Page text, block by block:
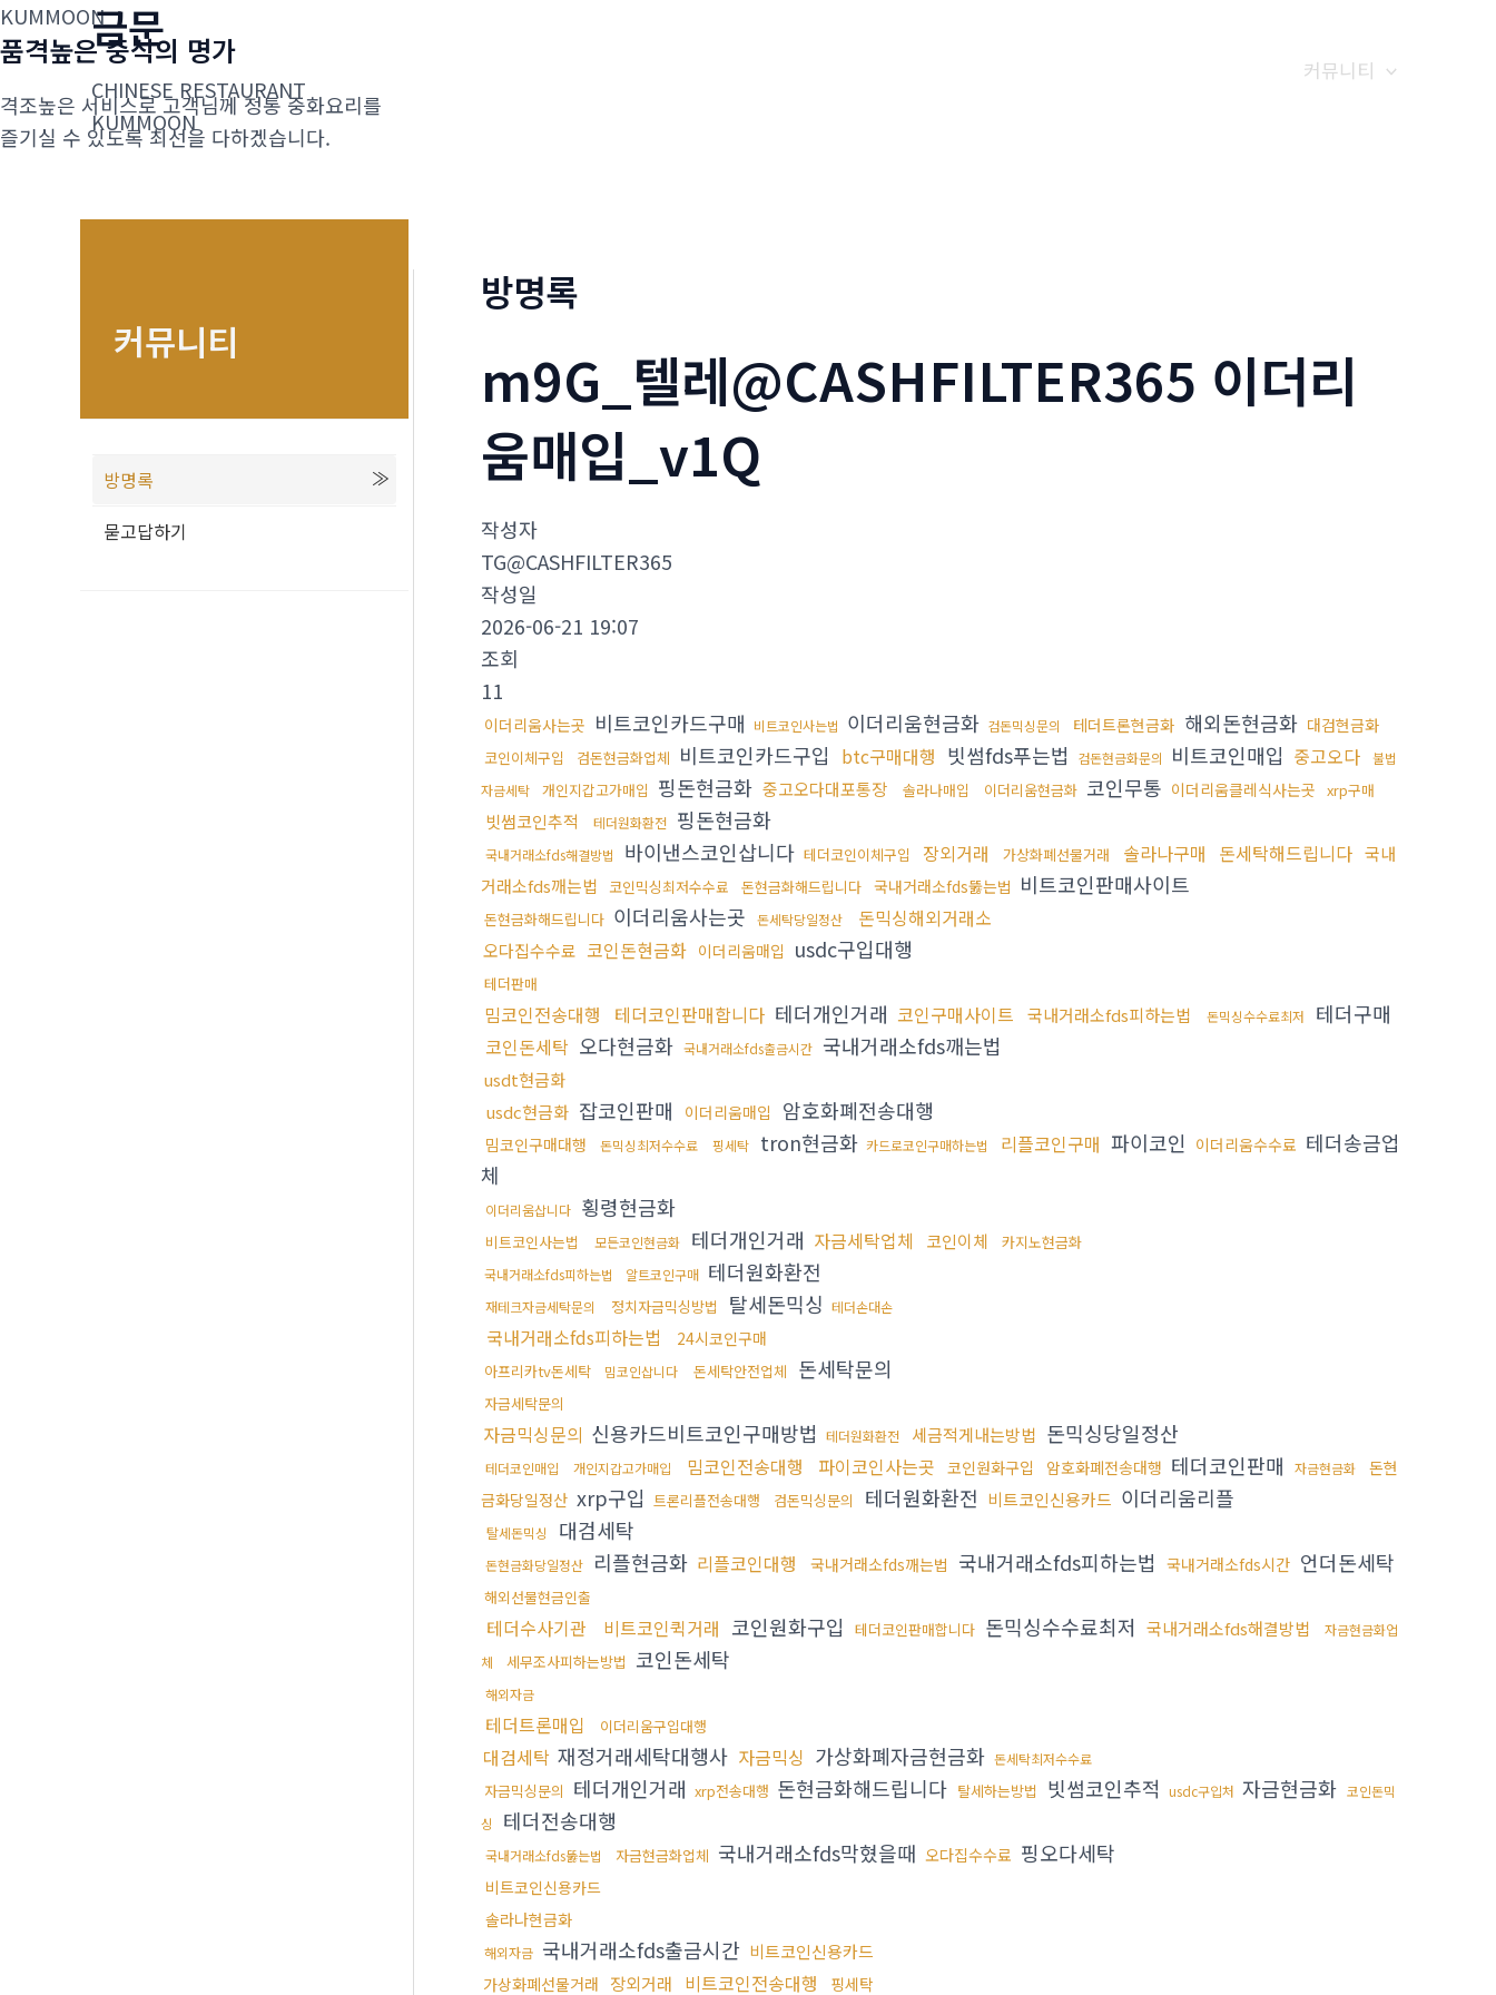
콘
텐
로
건
금문
CHINESE RESTAURANT
KUMMOON
커뮤니티
KUMMOON
품격높은 중식의 명가
격조높은 서비스로 고객님께 정통 중화요리를
즐기실 수 있도록 최선을 다하겠습니다.
커뮤니티
방명록
묻고답하기
방명록
m9G_텔레@CASHFILTER365 이더리
움매입_v1Q
작성자
TG@CASHFILTER365
작성일
2026-06-21 19:07
조회
11
이더리움사는곳 비트코인카드구매 비트코인사는법 이더리움현금화 검돈믹싱문의 테더트론현금화 해외돈현금화 대검현금화
코인이체구입 검돈현금화업체 비트코인카드구입 btc구매대행 빗썸fds푸는법 검돈현금화문의 비트코인매입 중고오다
불법
자금세탁
개인지갑고가매입 핑돈현금화 중고오다대포통장 솔라나매입 이더리움현금화 코인무통 이더리움클레식사는곳 xrp구매
빗썸코인추적 테더원화환전 핑돈현금화
국내거래소fds해결방법 바이낸스코인삽니다 테더코인이체구입 장외거래 가상화폐선물거래 솔라나구매 돈세탁해드립니다 국내
거래소fds깨는법 코인믹싱최저수수료 돈현금화해드립니다 국내거래소fds뚫는법 비트코인판매사이트
돈현금화해드립니다 이더리움사는곳 돈세탁당일정산 돈믹싱해외거래소
오다집수수료 코인돈현금화 이더리움매입 usdc구입대행
테더판매
밈코인전송대행 테더코인판매합니다 테더개인거래 코인구매사이트 국내거래소fds피하는법 돈믹싱수수료최저 테더구매
코인돈세탁 오다현금화 국내거래소fds출금시간 국내거래소fds깨는법
usdt현금화
usdc현금화 잡코인판매 이더리움매입 암호화폐전송대행
밈코인구매대행 돈믹싱최저수수료 핑세탁 tron현금화 카드로코인구매하는법 리플코인구매 파이코인 이더리움수수료 테더송금업
체
이더리움삽니다 횡령현금화
비트코인사는법 모든코인현금화 테더개인거래 자금세탁업체 코인이체 카지노현금화
국내거래소fds피하는법 알트코인구매 테더원화환전
재테크자금세탁문의 정치자금믹싱방법 탈세돈믹싱 테더손대손
국내거래소fds피하는법 24시코인구매
아프리카tv돈세탁 밈코인삽니다 돈세탁안전업체 돈세탁문의
자금세탁문의
자금믹싱문의 신용카드비트코인구매방법 테더원화환전 세금적게내는방법 돈믹싱당일정산
테더코인매입 개인지갑고가매입 밈코인전송대행 파이코인사는곳 코인원화구입 암호화폐전송대행 테더코인판매 자금현금화
돈현
금화당일정산 xrp구입 트론리플전송대행 검돈믹싱문의 테더원화환전 비트코인신용카드 이더리움리플
탈세돈믹싱 대검세탁
돈현금화당일정산 리플현금화 리플코인대행 국내거래소fds깨는법 국내거래소fds피하는법 국내거래소fds시간 언더돈세탁
해외선물현금인출
테더수사기관 비트코인퀵거래 코인원화구입 테더코인판매합니다 돈믹싱수수료최저 국내거래소fds해결방법
자금현금화업
체
세무조사피하는방법 코인돈세탁
해외자금
테더트론매입 이더리움구입대행
대검세탁 재정거래세탁대행사 자금믹싱 가상화폐자금현금화 돈세탁최저수수료
자금믹싱문의 테더개인거래 xrp전송대행 돈현금화해드립니다 탈세하는방법 빗썸코인추적 usdc구입처 자금현금화 코인돈믹
싱
테더전송대행
국내거래소fds뚫는법 자금현금화업체 국내거래소fds막혔을때 오다집수수료 핑오다세탁
비트코인신용카드
솔라나현금화
해외자금 국내거래소fds출금시간 비트코인신용카드
가상화폐선물거래 장외거래 비트코인전송대행 핑세탁